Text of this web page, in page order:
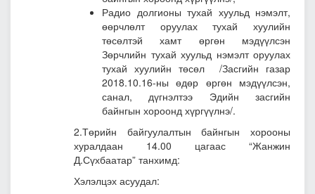
Радио долгионы тухай хуульд нэмэлт,
өөрчлөлт оруулах тухай хуулийн
төсөлтэй хамт өргөн мэдүүлсэн
Зөрчлийн тухай хуульд нэмэлт оруулах
тухай хуулийн төсөл
/Засгийн газар
2018.10.16-ны өдөр өргөн мэдүүлсэн,
санал, дүгнэлтээ Эдийн засгийн
байнгын хороонд хүргүүлнэ/.
2.Төрийн байгуулалтын байнгын хорооны
хуралдаан 14.00 цагаас “Жанжин
Д.Сүхбаатар” танхимд:
Хэлэлцэх асуудал: